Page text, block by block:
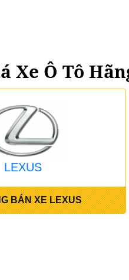
Xe Ô Tô
LEXUS
BÁN XE LEXUS